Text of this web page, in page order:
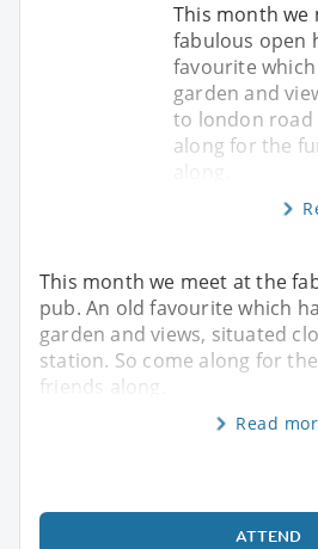
This month we
fabulous open
favourite
garden and
to london road
along for the
This month we meet at the
pub. An old favourite which
garden and views, situated
station. So come along for
friends along.
Read
ATTEND